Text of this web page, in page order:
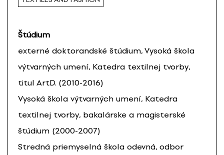
Štúdium
externé doktorandské štúdium, Vysoká škola
výtvarných umení, Katedra textilnej tvorby,
titul ArtD. (2010-2016)
Vysoká škola výtvarných umení, Katedra
textilnej tvorby, bakalárske a magisterské
štúdium (2000-2007)
Stredná priemyselná škola odevná, odbor